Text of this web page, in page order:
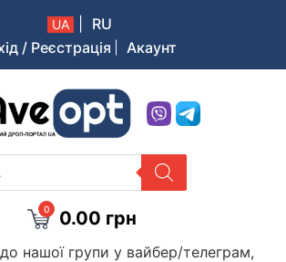
UA
RU
/ Реєстрація
Акаунт
дропшипінг платформа в Україні
0 0.00 грн
нашої групи у вайбер/телеграм,